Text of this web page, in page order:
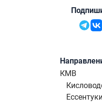
КМВ
Ессентуки